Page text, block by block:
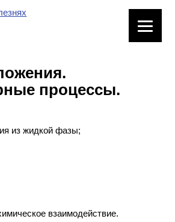
процессы.
из жидкой фазы;
взаимодействие.